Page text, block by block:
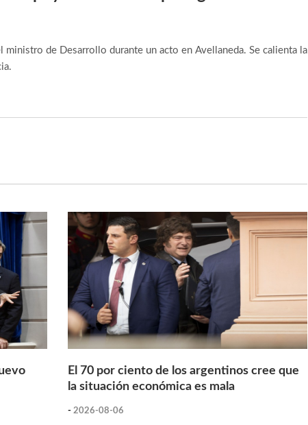
ministro de Desarrollo durante un acto en Avellaneda. Se calienta la
El 70 por ciento de los argentinos cree que
la situación económica es mala
- 2026-08-06